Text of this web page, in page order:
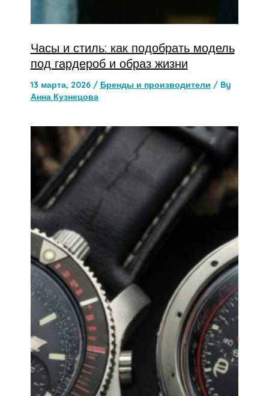
Часы и стиль: как подобрать модель
под гардероб и образ жизни
13 марта, 2026 / Бренды и производители / By
Анна Кузнецова